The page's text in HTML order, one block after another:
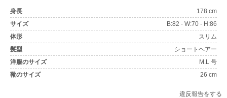
身長
178 cm
サイズ
B:82 - W:70 - H:86
体形
スリム
髪型
ショートヘアー
洋服のサイズ
M.L 号
靴のサイズ
26 cm
違反報告をする